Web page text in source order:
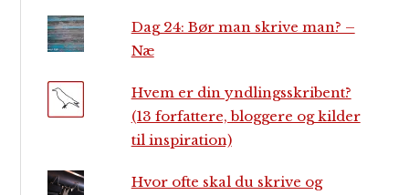
Dag 24: Bør man skrive man? –
Næ
Hvem er din yndlingsskribent?
(13 forfattere, bloggere og kilder
til inspiration)
Hvor ofte skal du skrive og